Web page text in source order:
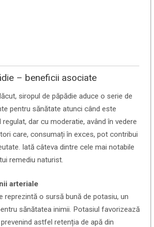
– beneficii asociate
siropul de păpădie aduce o serie de
pentru sănătate atunci când este
dar cu moderatie, având în vedere
care, consumați în exces, pot contribui
Iată câteva dintre cele mai notabile
remediu naturist.
arteriale
reprezintă o sursă bună de potasiu, un
sănătatea inimii. Potasiul favorizează
astfel retenția de apă din